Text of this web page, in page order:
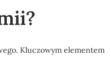
Kluczowym elementem